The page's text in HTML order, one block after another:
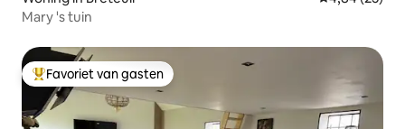
Mary 's tuin
Topfavoriet van gasten
Favoriet van gasten